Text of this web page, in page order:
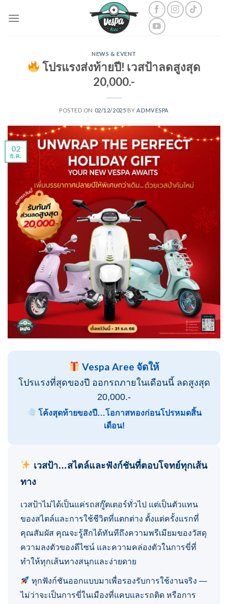
NEWS & EVENT
โปรแรงส่งท้ายปี! เวสป้าลดสูงสุด
20,000.-
POSTED ON 02/12/2025 BY ADMVESPA
02
ธ.ค.
Vespa Aree จัดให้
โปรแรงที่สุดของปี ออกรถภายในเดือนนี้ ลดสูงสุด
20,000.-
โค้งสุดท้ายของปี…โอกาสทองก่อนโปรหมดสิ้น
เดือน!
เวสป้า…สไตล์และฟังก์ชันที่ตอบโจทย์ทุกเส้น
ทาง
เวสป้าไม่ได้เป็นแค่รถสกู๊ตเตอร์ทั่วไป แต่เป็นตัวแทน
ของสไตล์และการใช้ชีวิตที่แตกต่าง ตั้งแต่ครั้งแรกที่
คุณสัมผัส คุณจะรู้สึกได้ทันทีถึงความพรีเมียมของวัสดุ
ความลงตัวของดีไซน์ และความคล่องตัวในการขี่ที่
ทำให้ทุกเส้นทางสนุกและง่ายดาย
ทุกฟังก์ชันออกแบบมาเพื่อรองรับการใช้งานจริง —
ไม่ว่าจะเป็นการขี่ในเมืองที่แคบและรถติด หรือการ